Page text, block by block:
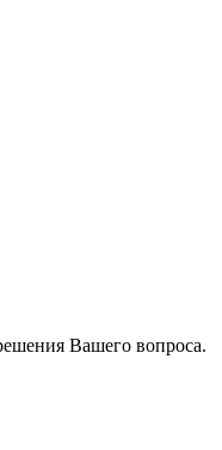
Вашего вопроса.